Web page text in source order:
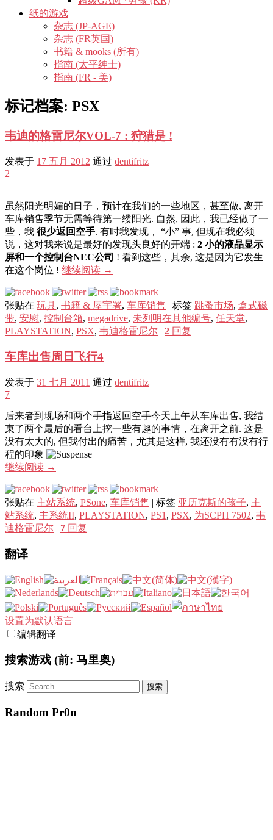
纸的游戏
杂志 (JP-AGE)
杂志 (FR英国)
书籍 & mooks (所有)
指南 (太平绅士)
指南 (FR - 美)
标记档案: PSX
韦迪的格雷尼尔VOL-7 : 狩猎是 !
发表于 17 五月 2012 通过 dentifritz
2
虽然阳光明媚的日子，预计在我们的一些地区，甚至做, 离开
车库销售季节无需等待第一缕阳光. 自然, 因此，我已经做了一
些，我 很少返回空手. 有时我发现， “小” 事, 但现在我必须
说，这对我来说是最好的发现头良好的开端 : 2 小的液晶显示
屏和一个控制台NEC公司 ! 看到这些，其余, 这是因为它发生
在这个岗位 ! 继续阅读 →
张贴在 玩具, 书籍 & 屋宇署, 车库销售 | 标签 跳蚤市场, 盒式磁
带, 安慰, 控制台箱, megadrive, 未列明在其他编号, 任天堂,
PLAYSTATION, PSX, 韦迪格雷尼尔 | 2 回复
车库出售周日飞行4
发表于 31 七月 2011 通过 dentifritz
7
后来者到现场和两个手指返回空手今天上午从车库出售, 我结
束了两个最后的看台上挖一些有趣的事情，在离开之前. 这是
没有太大的, 但我付出的痛苦，尤其是这样, 我还没有有没有行
程的印象
继续阅读 →
张贴在 主站系统, PSone, 车库销售 | 标签 亚历克斯的孩子, 主
站系统, 主系统II, PLAYSTATION, PS1 , PSX, 为SCPH 7502, 韦
迪格雷尼尔 | 7 回复
翻译
设置为默认语言
编辑翻译
搜索游戏 (前: 马里奥)
搜索
Random Pr0n